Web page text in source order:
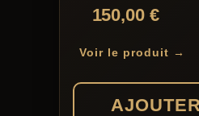
150,00 €
Voir le produit →